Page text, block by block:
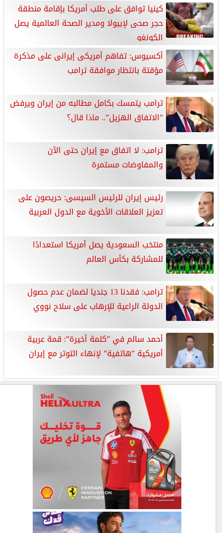
كينيا توافق على طلب أمريكا بإقامة منطقة
حجر صحى لإيبولا ومدير الصحة العالمية يصل
الكونغو
أكسيوس: تفاهم أمريكى إيرانى على مذكرة
مؤقتة بانتظار موافقة ترامب
ترامب يتمسك بكامل مطالبه من إيران ويرفض
”الاتفاق الهزيل”.. ماذا قال؟
ترامب: لا اتفاق مع إيران حتى الآن
والمفاوضات مستمرة
رئيس إيران للرئيس السيسى: حريصون على
تعزيز العلاقات الأخوية مع الدول العربية
منتخب السعودية يصل أمريكا استعدادًا
للمشاركة بكأس العالم
ترامب: فقدنا 13 جنديا لضمان عدم حصول
الدولة الراعية للإرهاب على سلاح نووي
أحمد سالم في ”كلمة أخيرة”: قمة عربية
أمريكية ”هاتفية” لإنهاء التوتر مع إيران